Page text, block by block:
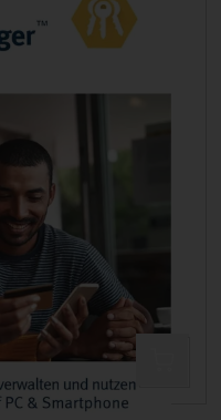
- 1 Jahr / 5 Geräte